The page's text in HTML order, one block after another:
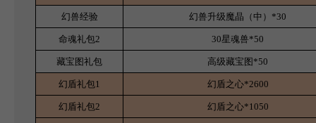
幻兽经验 幻兽升级魔晶（中）*30
命魂礼包2 30星魂兽*50
藏宝图礼包 高级藏宝图*50
幻盾礼包1 幻盾之心*2600
幻盾礼包2 幻盾之心*1050